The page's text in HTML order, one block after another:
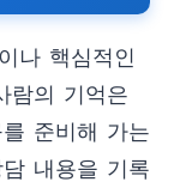
나 핵심적인
람의 기억은
준비해 가는
내용을 기록